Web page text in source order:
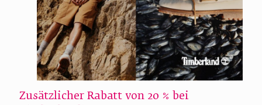
Zusätzlicher Rabatt von 20 % bei